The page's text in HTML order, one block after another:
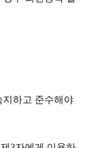
지하고 준수해야